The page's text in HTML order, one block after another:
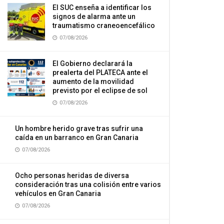
El SUC enseña a identificar los
signos de alarma ante un
traumatismo craneoencefálico
07/08/2026
El Gobierno declarará la
prealerta del PLATECA ante el
aumento de la movilidad
previsto por el eclipse de sol
07/08/2026
Un hombre herido grave tras sufrir una
caída en un barranco en Gran Canaria
07/08/2026
Ocho personas heridas de diversa
consideración tras una colisión entre varios
vehículos en Gran Canaria
07/08/2026